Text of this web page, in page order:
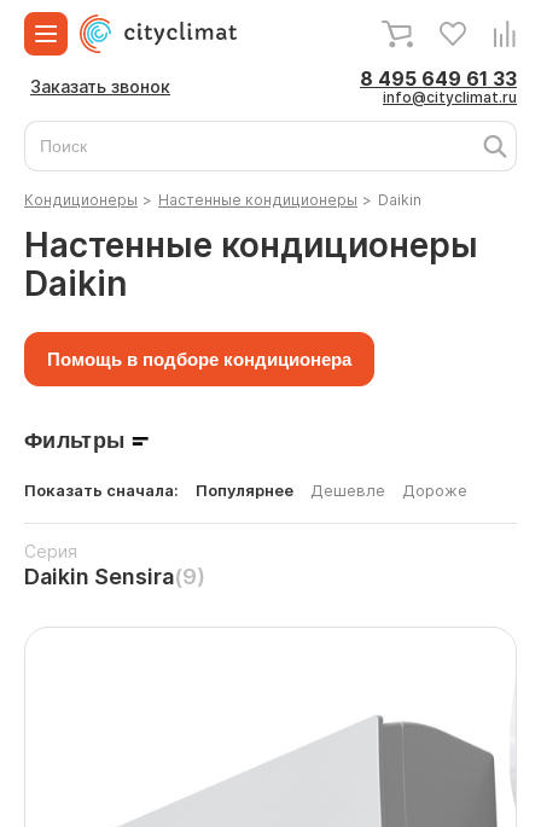
Заказать звонок 8 495 649 61 33
info@cityclimat.ru
Кондиционеры > Настенные кондиционеры > Daikin
Настенные кондиционеры
Daikin
Помощь в подборе кондиционера
Фильтры
Показать сначала: Популярнее Дешевле Дороже
Серия
Daikin Sensira(9)